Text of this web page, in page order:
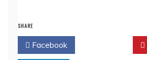
SHARE
Facebook